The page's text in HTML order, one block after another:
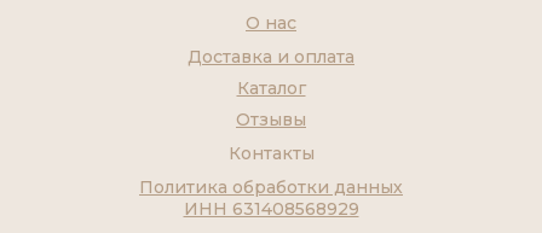
Контакты
Каталог
О нас
Доставка и оплата
Отзывы
Политика обработки данных
ИНН 631408568929